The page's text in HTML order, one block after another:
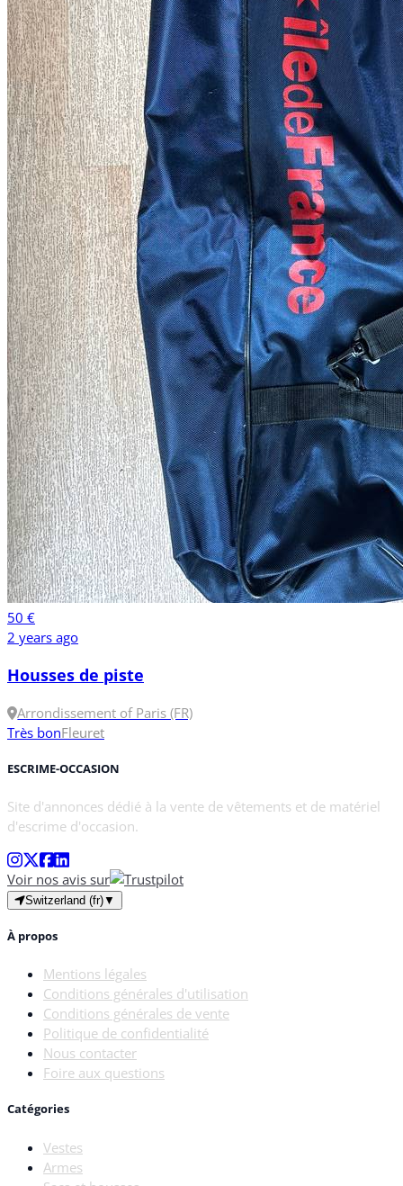
50 €
2 years ago
Housses de piste
Arrondissement of Paris (FR)
Très bonFleuret
ESCRIME-OCCASION
Site d'annonces dédié à la vente de vêtements et de matériel
d'escrime d'occasion.
Voir nos avis sur
Switzerland (fr)▼
À propos
Mentions légales
Conditions générales d'utilisation
Conditions générales de vente
Politique de confidentialité
Nous contacter
Foire aux questions
Catégories
Vestes
Armes